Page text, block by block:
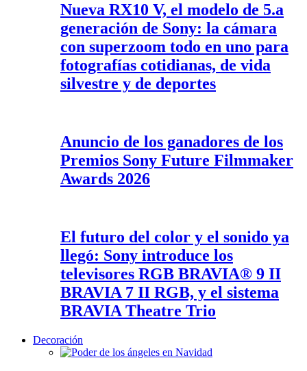
Nueva RX10 V, el modelo de 5.a
generación de Sony: la cámara
con superzoom todo en uno para
fotografías cotidianas, de vida
silvestre y de deportes
Anuncio de los ganadores de los
Premios Sony Future Filmmaker
Awards 2026
El futuro del color y el sonido ya
llegó: Sony introduce los
televisores RGB BRAVIA® 9 II
BRAVIA 7 II RGB, y el sistema
BRAVIA Theatre Trio
Decoración